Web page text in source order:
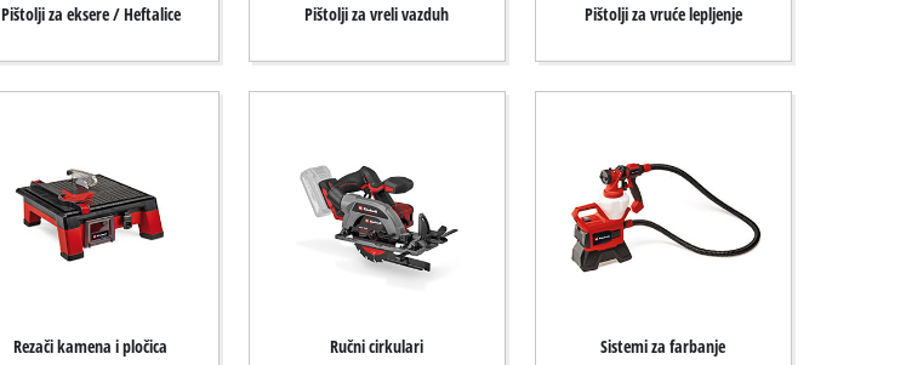
Pištolji za eksere / Heftalice Pištolji za vreli vazduh Pištolji za vruće lepljenje
Rezači kamena i pločica Ručni cirkulari Sistemi za farbanje